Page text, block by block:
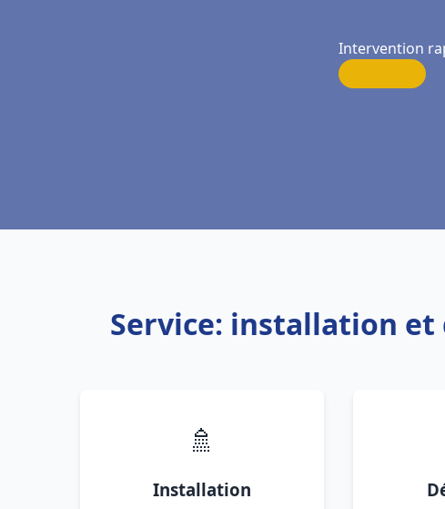
Intervention
Service: installation
🚿
Installation